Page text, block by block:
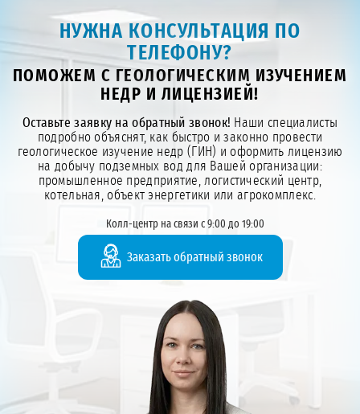
НУЖНА КОНСУЛЬТАЦИЯ ПО
ТЕЛЕФОНУ?
ПОМОЖЕМ С ГЕОЛОГИЧЕСКИМ ИЗУЧЕНИЕМ
НЕДР И ЛИЦЕНЗИЕЙ!
Оставьте заявку на обратный звонок! Наши специалисты
подробно объяснят, как быстро и законно провести
геологическое изучение недр (ГИН) и оформить лицензию
на добычу подземных вод для Вашей организации:
промышленное предприятие, логистический центр,
котельная, объект энергетики или агрокомплекс.
Колл-центр на связи с 9:00 до 19:00
Заказать обратный звонок